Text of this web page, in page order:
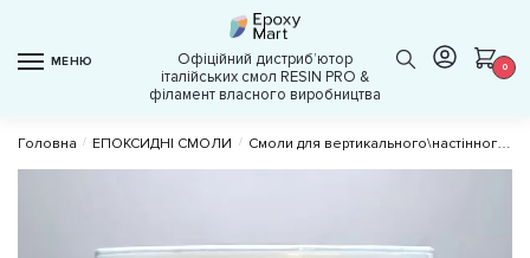
navigation
contentМЕНЮ
Офіційний дистрибʼютор
італійських смол RESIN PRO &
філамент власного виробництва
0
Головна / ЕПОКСИДНІ СМОЛИ / Смоли для вертикального\настінного покриття